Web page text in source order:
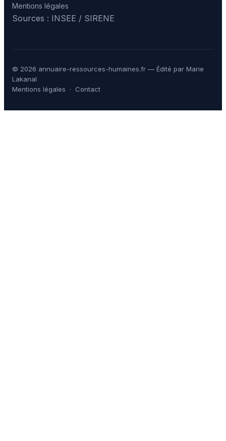
Mentions légales
Sources : INSEE / SIRENE
© 2026 annuaire-ressources-humaines.fr — Édité par Marie
Lakanal
Mentions légales · Contact